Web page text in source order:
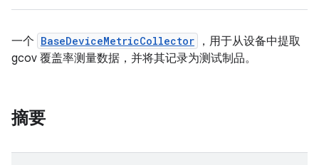
一个 BaseDeviceMetricCollector
，用于从设备中提取
gcov 覆盖率测量数据，并将其记录为测试制品。
摘要